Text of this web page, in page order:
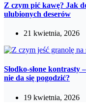
Z czym pić kawę? Jak
ulubionych deserów
21 kwietnia, 2026
Słodko-słone kontrasty
nie da się pogodzić?
19 kwietnia, 2026